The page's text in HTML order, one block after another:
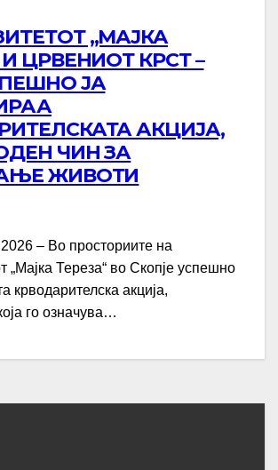
„МАЈКА
И ЦРВЕНИОТ КРСТ –
ЈА
АКЦИЈА,
ЧИН ЗА
ЖИВОТИ
– Во просториите на
„Мајка Тереза“ во Скопје успешно
крводарителска акција,
го означува…